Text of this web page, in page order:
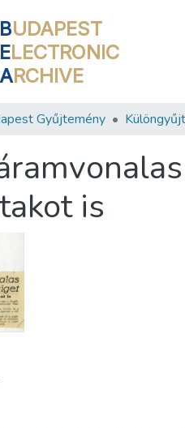
BUDAPEST
ELECTRONIC
ARCHIVE
Gyűjtemény
is